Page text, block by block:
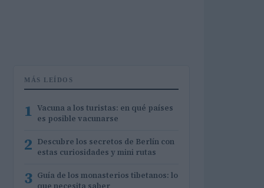
MÁS LEÍDOS
1 Vacuna a los turistas: en qué países
es posible vacunarse
2 Descubre los secretos de Berlín con
estas curiosidades y mini rutas
3 Guía de los monasterios tibetanos: lo
que necesita saber